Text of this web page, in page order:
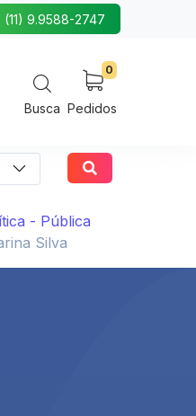
(11) 9.9588-2747
Busca
0
Pedidos
- Pública
Silva